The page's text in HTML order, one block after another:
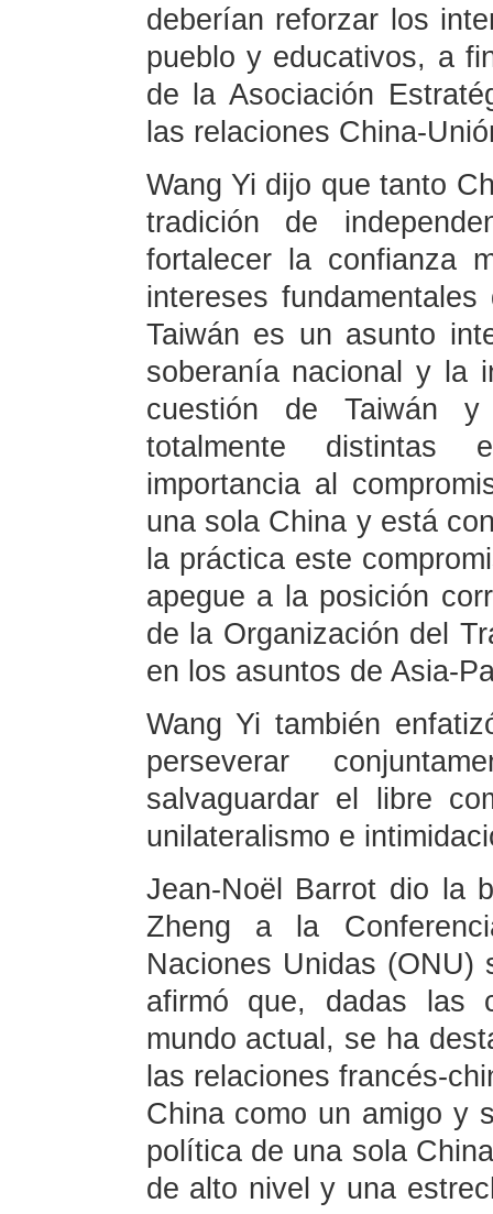
deberían reforzar los
pueblo y educativos, a
de la Asociación
las relaciones China-
Wang Yi dijo que tanto
tradición de
fortalecer la confianza
intereses
Taiwán es un asunto
soberanía nacional y la
cuestión de Taiwán
totalmente distintas
importancia al
una sola China y está
la práctica este
apegue a la posición
de la Organización del
en los asuntos de Asia-
Wang Yi también
perseverar
salvaguardar el libre
unilateralismo e
Jean-Noël Barrot dio la
Zheng a la
Naciones Unidas
afirmó que, dadas las
mundo actual, se ha
las relaciones francés-
China como un amigo y
política de una sola
de alto nivel y una